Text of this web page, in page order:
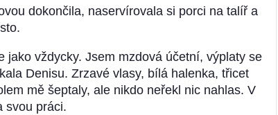
dokončila, naservírovala si porci na talíř a
jako vždycky. Jsem mzdová účetní, výplaty se
Denisu. Zrzavé vlasy, bílá halenka, třicet
mě šeptaly, ale nikdo neřekl nic nahlas. V
svou práci.